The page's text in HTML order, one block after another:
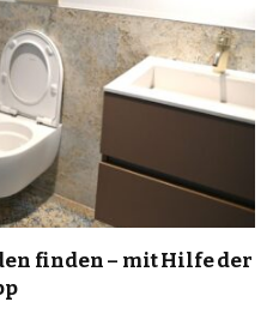
finden – mit Hilfe der